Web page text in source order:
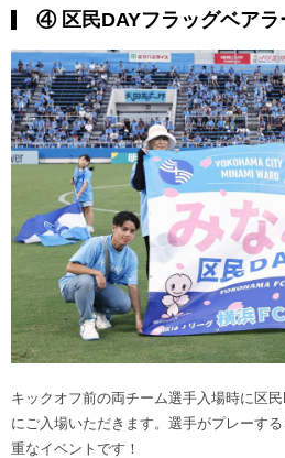
④ 区民DAYフラッグベアラ
キックオフ前の両チーム選手入場時に区
にご入場いただきます。選手がプレーす
重なイベントです！